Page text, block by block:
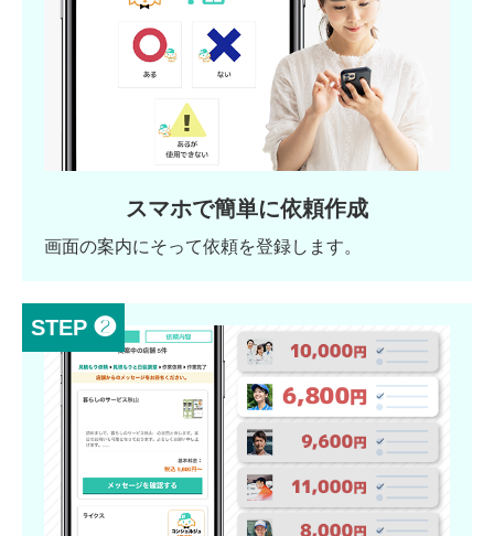
スマホで簡単に依頼作成
画面の案内にそって依頼を登録します。
STEP ❷